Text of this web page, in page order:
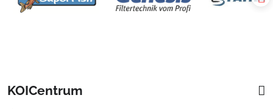
KOICentrum